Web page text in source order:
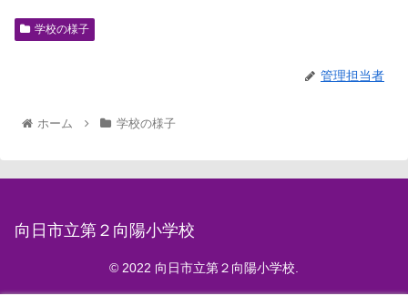
学校の様子
管理担当者
ホーム 学校の様子
向日市立第２向陽小学校
© 2022 向日市立第２向陽小学校.